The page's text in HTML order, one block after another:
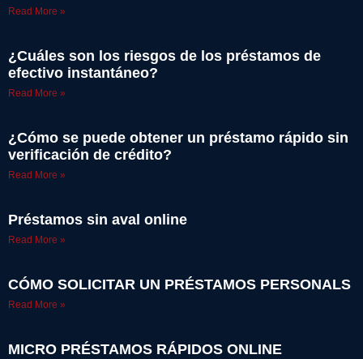
Read More »
¿Cuáles son los riesgos de los préstamos de
efectivo instantáneo?
Read More »
¿Cómo se puede obtener un préstamo rápido sin
verificación de crédito?
Read More »
Préstamos sin aval online
Read More »
CÓMO SOLICITAR UN PRÉSTAMOS PERSONALS
Read More »
MICRO PRÉSTAMOS RÁPIDOS ONLINE